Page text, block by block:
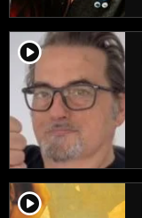
player2
player2